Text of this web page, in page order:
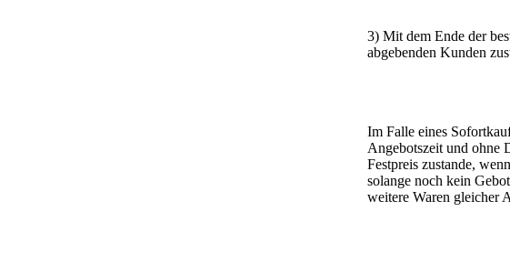
3) Mit dem Ende der
abgebenden Kunden
Im Falle eines
Angebotszeit und ohne
Festpreis zustande,
solange noch kein
weitere Waren gleicher